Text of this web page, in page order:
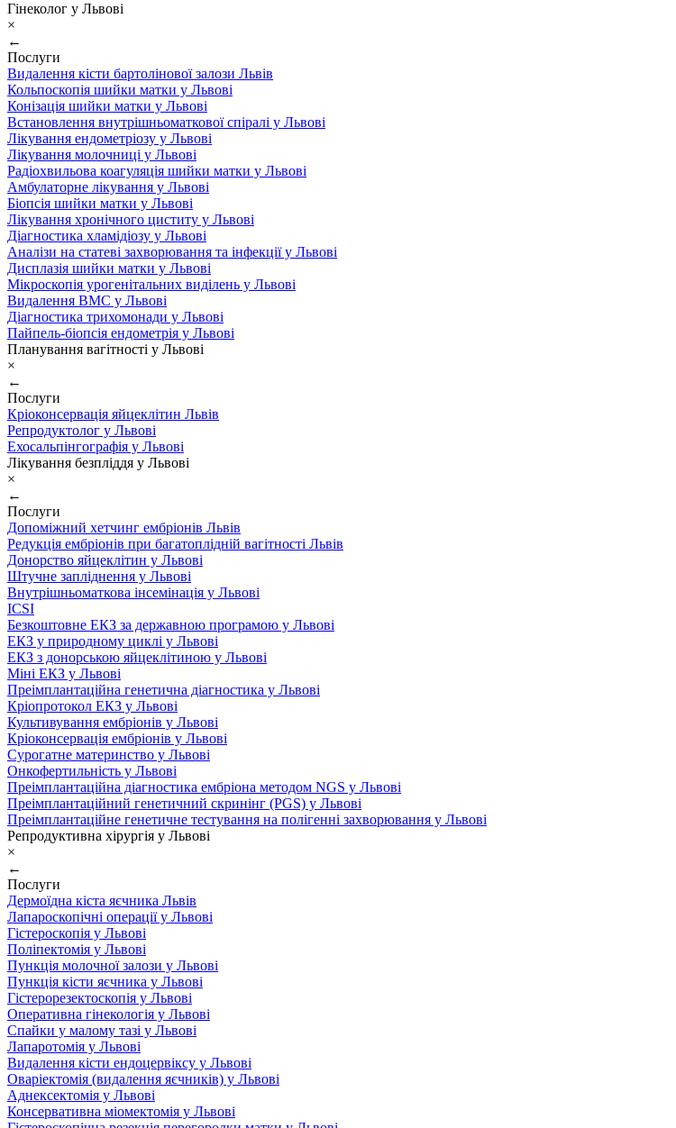
Гінеколог у Львові
×
←
Послуги
Видалення кісти бартолінової залози Львів
Кольпоскопія шийки матки у Львові
Конізація шийки матки у Львові
Встановлення внутрішньоматкової спіралі у Львові
Лікування ендометріозу у Львові
Лікування молочниці у Львові
Радіохвильова коагуляція шийки матки у Львові
Амбулаторне лікування у Львові
Біопсія шийки матки у Львові
Лікування хронічного циститу у Львові
Діагностика хламідіозу у Львові
Аналізи на статеві захворювання та інфекції у Львові
Дисплазія шийки матки у Львові
Мікроскопія урогенітальних виділень у Львові
Видалення ВМС у Львові
Діагностика трихомонади у Львові
Пайпель-біопсія ендометрія у Львові
Планування вагітності у Львові
×
←
Послуги
Кріоконсервація яйцеклітин Львів
Репродуктолог у Львові
Ехосальпінгографія у Львові
Лікування безпліддя у Львові
×
←
Послуги
Допоміжний хетчинг ембріонів Львів
Редукція ембріонів при багатоплідній вагітності Львів
Донорство яйцеклітин у Львові
Штучне запліднення у Львові
Внутрішньоматкова інсемінація у Львові
ICSI
Безкоштовне ЕКЗ за державною програмою у Львові
ЕКЗ у природному циклі у Львові
ЕКЗ з донорською яйцеклітиною у Львові
Міні ЕКЗ у Львові
Преімплантаційна генетична діагностика у Львові
Кріопротокол ЕКЗ у Львові
Культивування ембріонів у Львові
Кріоконсервація ембріонів у Львові
Сурогатне материнство у Львові
Онкофертильність у Львові
Преімплантаційна діагностика ембріона методом NGS у Львові
Преімплантаційний генетичний скринінг (PGS) у Львові
Преімплантаційне генетичне тестування на полігенні захворювання у Львові
Репродуктивна хірургія у Львові
×
←
Послуги
Дермоїдна кіста яєчника Львів
Лапароскопічні операції у Львові
Гістероскопія у Львові
Поліпектомія у Львові
Пункція молочної залози у Львові
Пункція кісти яєчника у Львові
Гістерорезектоскопія у Львові
Оперативна гінекологія у Львові
Спайки у малому тазі у Львові
Лапаротомія у Львові
Видалення кісти ендоцервіксу у Львові
Оваріектомія (видалення яєчників) у Львові
Аднексектомія у Львові
Консервативна міомектомія у Львові